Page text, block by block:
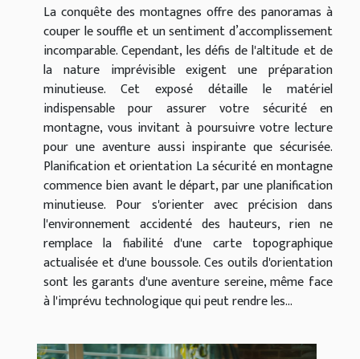
La conquête des montagnes offre des panoramas à
couper le souffle et un sentiment d’accomplissement
incomparable. Cependant, les défis de l'altitude et de
la nature imprévisible exigent une préparation
minutieuse. Cet exposé détaille le matériel
indispensable pour assurer votre sécurité en
montagne, vous invitant à poursuivre votre lecture
pour une aventure aussi inspirante que sécurisée.
Planification et orientation La sécurité en montagne
commence bien avant le départ, par une planification
minutieuse. Pour s'orienter avec précision dans
l'environnement accidenté des hauteurs, rien ne
remplace la fiabilité d'une carte topographique
actualisée et d'une boussole. Ces outils d'orientation
sont les garants d'une aventure sereine, même face
à l'imprévu technologique qui peut rendre les...